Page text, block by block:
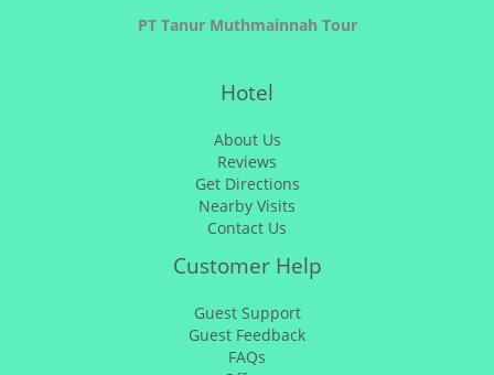
PT Tanur Muthmainnah Tour
Hotel
About Us
Reviews
Get Directions
Nearby Visits
Contact Us
Customer Help
Guest Support
Guest Feedback
FAQs